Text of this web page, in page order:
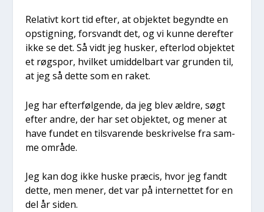
Rela­tivt kort tid efter, at objek­tet begynd­te en
opstig­ning, for­svandt det, og vi kun­ne der­ef­ter
ikke se det. Så vidt jeg husker, efter­lod objek­tet
et røgs­por, hvil­ket umid­del­bart var grun­den til,
at jeg så det­te som en raket.
Jeg har efter­føl­gen­de, da jeg blev ældre, søgt
efter andre, der har set objek­tet, og mener at
have fun­det en til­sva­ren­de beskri­vel­se fra sam­
me områ­de.
Jeg kan dog ikke huske præ­cis, hvor jeg fandt
det­te, men mener, det var på inter­net­tet for en
del år siden.